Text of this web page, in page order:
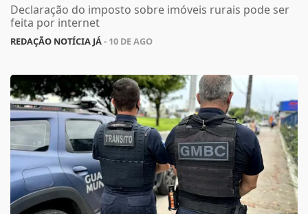
Declaração do imposto sobre imóveis rurais pode ser
feita por internet
REDAÇÃO NOTÍCIA JÁ- 10 DE AGO